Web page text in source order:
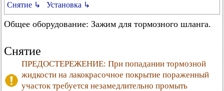
Снятие ↳
Установка ↳
Общее оборудование: Зажим для тормозного шланга.
Снятие
ПРЕДОСТЕРЕЖЕНИЕ: При попадании тормозной
жидкости на лакокрасочное покрытие пораженный
участок требуется незамедлительно промыть